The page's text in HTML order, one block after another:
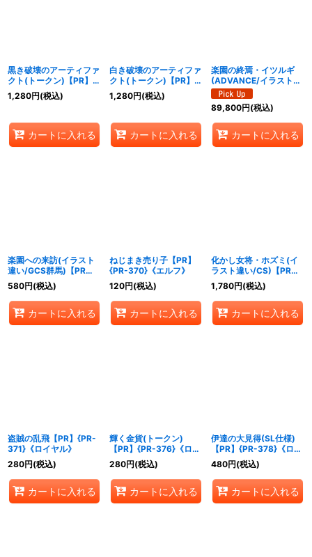
黒き破壊のアーティファ
クト(トークン)【PR】
{PR-402}《ウィッチ》
1,280円(税込)
カートに入れる
白き破壊のアーティファ
クト(トークン)【PR】
{PR-401}《ウィッチ》
1,280円(税込)
カートに入れる
楽園の終焉・イツルギ
(ADVANCE/イラスト違
い/GCS群馬)【PR】
{PR-386}《ナイトメ
ア》
89,800円(税込)
カートに入れる
楽園への来訪(イラスト
違い/GCS群馬)【PR】
{PR-385}《ニュートラ
ル》
580円(税込)
カートに入れる
ねじまき売り子【PR】
{PR-370}《エルフ》
120円(税込)
カートに入れる
化かし女将・ホズミ(イ
ラスト違い/CS)【PR】
{PR-381}《エルフ》
1,780円(税込)
カートに入れる
盗賊の乱飛【PR】{PR-
371}《ロイヤル》
280円(税込)
カートに入れる
輝く金貨(トークン)
【PR】{PR-376}《ロイ
ヤル》
280円(税込)
カートに入れる
伊達の大見得(SL仕様)
【PR】{PR-378}《ロイ
ヤル》
480円(税込)
カートに入れる